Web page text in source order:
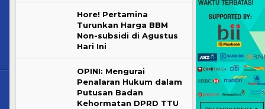
Hore! Pertamina
Turunkan Harga BBM
Non-subsidi di Agustus
Hari Ini
OPINI: Mengurai
Penalaran Hukum dalam
Putusan Badan
Kehormatan DPRD TTU